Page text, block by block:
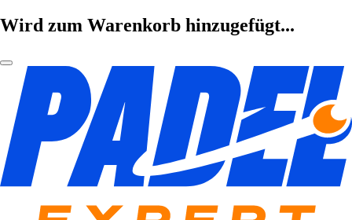
Wird zum Warenkorb hinzugefügt...